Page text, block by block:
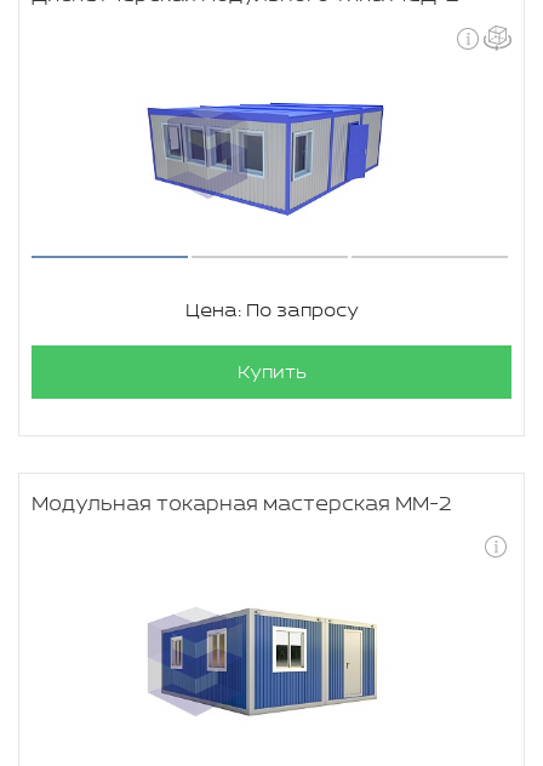
Цена: По запросу
Купить
Модульная токарная мастерская ММ-2